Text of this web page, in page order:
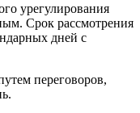
урегулирования
Срок рассмотрения
дней с
переговоров,